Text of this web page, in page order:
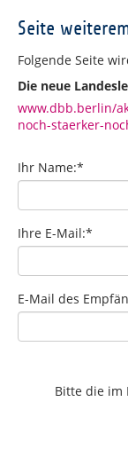
Seite
Folgende Seite
Die neue
www.dbb.berlin/
noch-staerker-
Ihr Name:*
Ihre E-Mail:*
E-Mail des
Bitte die im